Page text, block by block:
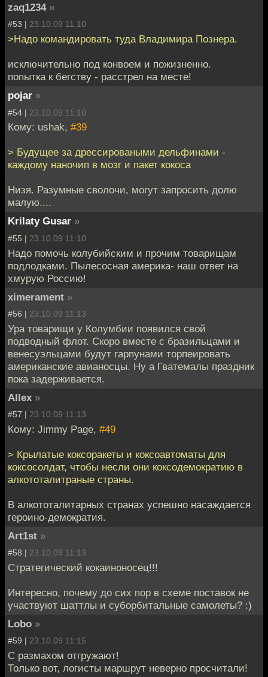
zaq1234 »
#53 | 23.10.09 11:10
>Надо командировать туда Владимира Познера.
исключительно под конвоем и пожизненно.
попытка к бегству - расстрел на месте!
pojar »
#54 | 23.10.09 11:10
Кому: ushak, #39
> Будущее за дрессироваными дельфинами -
каждому наночип в мозг и пакет кокоса
Низя. Разумные сволочи, могут запросить долю
малую....
Krilaty Gusar »
#55 | 23.10.09 11:10
Надо помочь колубийским и прочим товарищам
подлодками. Пылесосная америка- наш ответ на
хмурую Россию!
ximerament »
#56 | 23.10.09 11:13
Ура товарищи у Колумбии появился свой
подводный флот. Скоро вместе с бразильцами и
венесуэльцами будут гарпунами торпеировать
американские авианосцы. Ну а Гватемалы праздник
пока задерживается.
Allex »
#57 | 23.10.09 11:13
Кому: Jimmy Page, #49
> Крылатые коксоракеты и коксоавтоматы для
коксосолдат, чтобы несли они коксодемократию в
алкототалитраные страны.
В алкототалитарных странах успешно насаждается
героино-демократия.
Art1st »
#58 | 23.10.09 11:13
Стратегический кокаиноносец!!!
Интересно, почему до сих пор в схеме поставок не
участвуют шаттлы и суборбитальные самолеты? :)
Lobo »
#59 | 23.10.09 11:15
С размахом отгружают!
Только вот, логисты маршрут неверно просчитали!